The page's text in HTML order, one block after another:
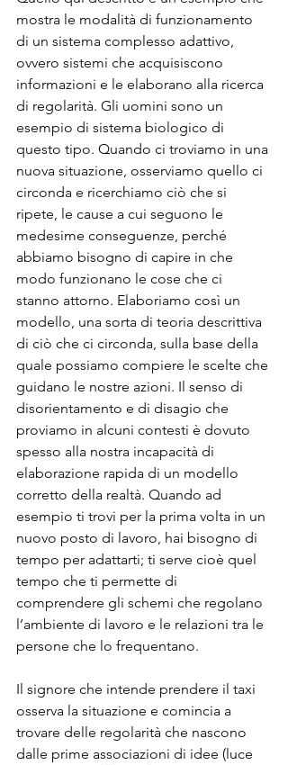
mostra le modalità di funzionamento
di un sistema complesso adattivo,
ovvero sistemi che acquisiscono
informazioni e le elaborano alla ricerca
di regolarità. Gli uomini sono un
esempio di sistema biologico di
questo tipo. Quando ci troviamo in una
nuova situazione, osserviamo quello ci
circonda e ricerchiamo ciò che si
ripete, le cause a cui seguono le
medesime conseguenze, perché
abbiamo bisogno di capire in che
modo funzionano le cose che ci
stanno attorno. Elaboriamo così un
modello, una sorta di teoria descrittiva
di ciò che ci circonda, sulla base della
quale possiamo compiere le scelte che
guidano le nostre azioni. Il senso di
disorientamento e di disagio che
proviamo in alcuni contesti è dovuto
spesso alla nostra incapacità di
elaborazione rapida di un modello
corretto della realtà. Quando ad
esempio ti trovi per la prima volta in un
nuovo posto di lavoro, hai bisogno di
tempo per adattarti; ti serve cioè quel
tempo che ti permette di
comprendere gli schemi che regolano
l’ambiente di lavoro e le relazioni tra le
persone che lo frequentano.
Il signore che intende prendere il taxi
osserva la situazione e comincia a
trovare delle regolarità che nascono
dalle prime associazioni di idee (luce